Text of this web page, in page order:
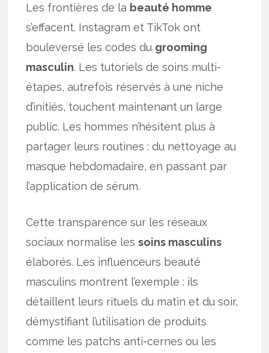
Les frontières de la beauté homme
s’effacent. Instagram et TikTok ont
bouleversé les codes du grooming
masculin. Les tutoriels de soins multi-
étapes, autrefois réservés à une niche
d’initiés, touchent maintenant un large
public. Les hommes n’hésitent plus à
partager leurs routines : du nettoyage au
masque hebdomadaire, en passant par
l’application de sérum.
Cette transparence sur les réseaux
sociaux normalise lessoins masculins
élaborés. Les influenceurs beauté
masculins montrent l’exemple : ils
détaillent leurs rituels du matin et du soir,
démystifiant l’utilisation de produits
comme les patchs anti-cernes ou les